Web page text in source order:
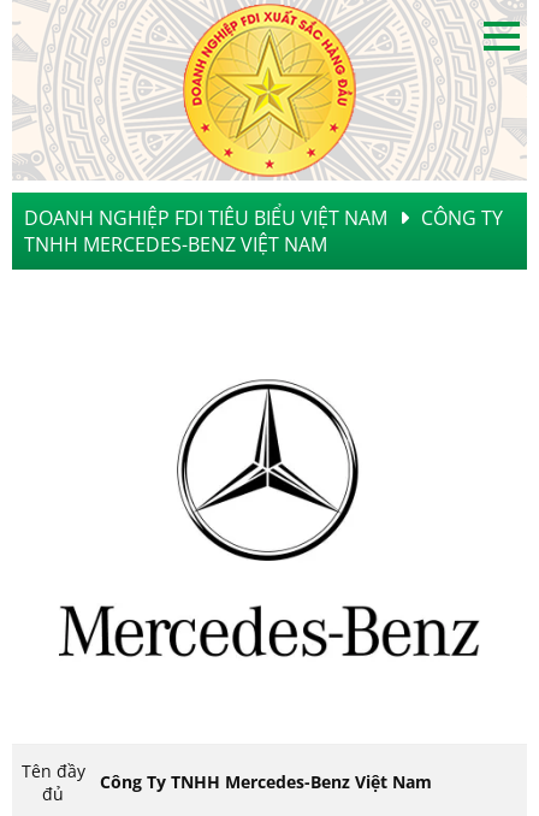
DOANH NGHIỆP FDI TIÊU BIỂU VIỆT NAM
CÔNG TY
TNHH MERCEDES-BENZ VIỆT NAM
Tên đầy
đủ
Công Ty TNHH Mercedes-Benz Việt Nam